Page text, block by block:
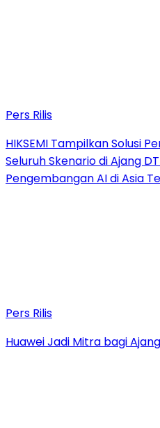
Pers Rilis
HIKSEMI Tampilkan Solusi
Seluruh Skenario di Ajang
Pengembangan AI di Asia
Pers Rilis
Huawei Jadi Mitra bagi